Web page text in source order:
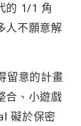
的 1/1 角
人不願意解
留意的計畫
合、小遊戲
礙於保密